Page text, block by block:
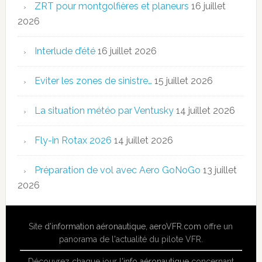
ZRT pour montgolfières et planeurs 16 juillet
2026
Interlude d’été 16 juillet 2026
Eviter les zones de sinistre… 15 juillet 2026
La situation météo par Ventusky 14 juillet 2026
Fly-in Rotax 2026 14 juillet 2026
Préparation de vol avec Aero GoNoGo 13 juillet
2026
Site d'information aéronautique,aeroVFR.com offre un
panorama de l'actualité du pilote VFR.